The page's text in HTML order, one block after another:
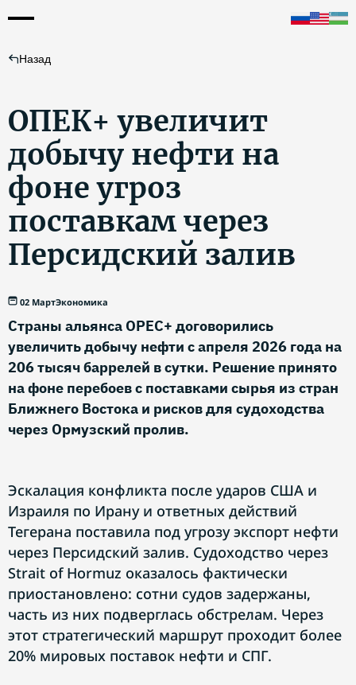
Назад
ОПЕК+ увеличит
добычу нефти на
фоне угроз
поставкам через
Персидский залив
02 МартЭкономика
Страны альянса OPEC+ договорились
увеличить добычу нефти с апреля 2026 года на
206 тысяч баррелей в сутки. Решение принято
на фоне перебоев с поставками сырья из стран
Ближнего Востока и рисков для судоходства
через Ормузский пролив.
Эскалация конфликта после ударов США и
Израиля по Ирану и ответных действий
Тегерана поставила под угрозу экспорт нефти
через Персидский залив. Судоходство через
Strait of Hormuz оказалось фактически
приостановлено: сотни судов задержаны,
часть из них подверглась обстрелам. Через
этот стратегический маршрут проходит более
20% мировых поставок нефти и СПГ.